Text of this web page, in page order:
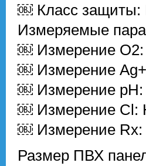
￼ Класс защиты:
Измеряемые
￼ Измерение O2:
￼ Измерение
￼ Измерение pH:
￼ Измерение Cl:
￼ Измерение Rx:
Размер ПВХ